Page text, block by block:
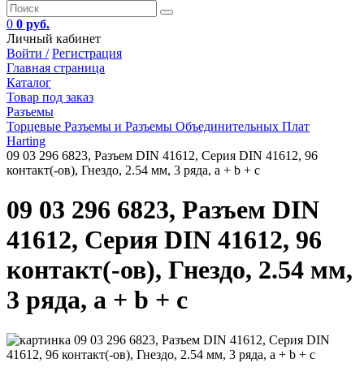
0 0 руб.
Личный кабинет
Войти / Регистрация
Главная страница
Каталог
Товар под заказ
Разъемы
Торцевые Разъемы и Разъемы Объединительных Плат
Harting
09 03 296 6823, Разъем DIN 41612, Серия DIN 41612, 96
контакт(-ов), Гнездо, 2.54 мм, 3 ряда, a + b + c
09 03 296 6823, Разъем DIN
41612, Серия DIN 41612, 96
контакт(-ов), Гнездо, 2.54 мм,
3 ряда, a + b + c